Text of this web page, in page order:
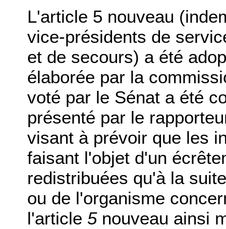
L'article 5 nouveau
vice-présidents de
et de secours) a été
élaborée par la
voté par le Sénat a été
présenté par le
visant à prévoir que les
faisant l'objet d'un
redistribuées qu'à la
ou de l'organisme
l'article 5 nouveau ainsi